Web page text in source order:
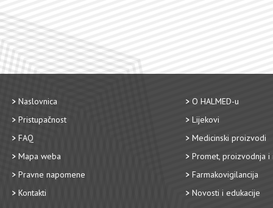
Naslovnica
Pristupačnost
FAQ
Mapa weba
Pravne napomene
Kontakti
O HALMED-u
Lijekovi
Medicinski proizvodi
Promet, proizvodnja i
Farmakovigilancija
Novosti i edukacije